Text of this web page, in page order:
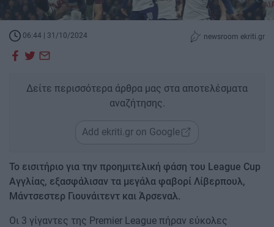
06:44 | 31/10/2024 newsroom ekriti.gr
Δείτε περισσότερα άρθρα μας στα αποτελέσματα
αναζήτησης.
Add ekriti.gr on Google
Το εισιτήριο για την προημιτελική φάση του League Cup
Αγγλίας, εξασφάλισαν τα μεγάλα φαβορί Λίβερπουλ,
Μάντσεστερ Γιουνάιτεντ και Άρσεναλ.
Οι 3 γίγαντες της Premier League πήραν εύκολες